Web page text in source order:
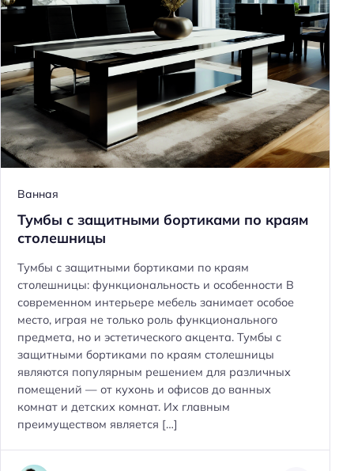
Ванная
Тумбы с защитными бортиками по краям
столешницы
Тумбы с защитными бортиками по краям
столешницы: функциональность и особенности В
современном интерьере мебель занимает особое
место, играя не только роль функционального
предмета, но и эстетического акцента. Тумбы с
защитными бортиками по краям столешницы
являются популярным решением для различных
помещений — от кухонь и офисов до ванных
комнат и детских комнат. Их главным
преимуществом является […]
Н